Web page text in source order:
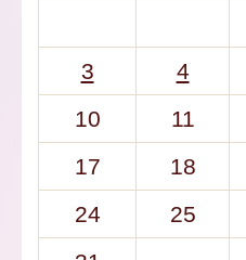
3 4
10
11
17
18
24
25